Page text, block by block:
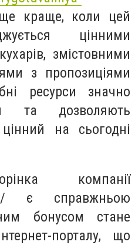
краще, коли цей
цінними
змістовними
з пропозиціями
ресурси значно
та дозволяють
на сьогодні
компанії
є справжньою
бонусом стане
порталу, що